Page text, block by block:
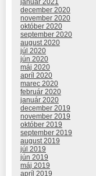
december 2020
november 2020
október 2020
september 2020
august 2020
júl 2020
jún 2020
máj 2020
apríl 2020
marec 2020
február 2020
január 2020
december 2019
november 2019
október 2019
september 2019
august 2019
júl 2019
jún 2019
máj 2019
apríl 2019